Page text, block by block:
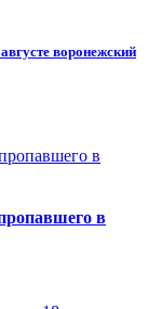
воронежский
в